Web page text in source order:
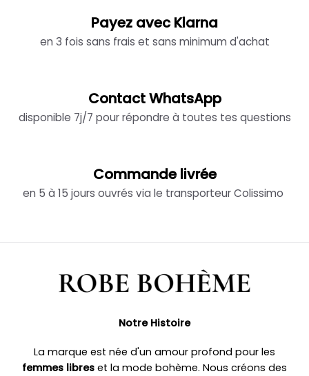
Payez avec Klarna
en 3 fois sans frais et sans minimum d'achat
Contact WhatsApp
disponible 7j/7 pour répondre à toutes tes questions
Commande livrée
en 5 à 15 jours ouvrés via le transporteur Colissimo
Notre Histoire
La marque est née d'un amour profond pour les
femmes libres et la mode bohème. Nous créons des